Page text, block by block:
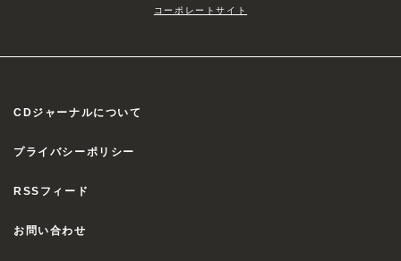
コーポレートサイト
CDジャーナルについて
プライバシーポリシー
RSSフィード
お問い合わせ